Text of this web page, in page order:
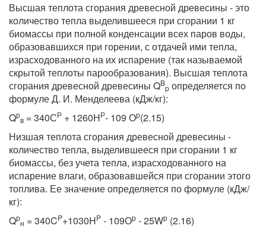
Высшая теплота сгорания древесной древесины - это
количество тепла выделившееся при сгорании 1 кг
биомассы при полной конденсации всех паров воды,
образовавшихся при горении, с отдачей ими тепла,
израсходованного на их испарение (так называемой
скрытой теплоты парообразования). Высшая теплота
сгорания древесной древесины QB
p определяется по
формуле Д. И. Менделеева (кДж/кг):
Qр
в = 340СР + 1260НР- 109 Ор(2.15)
Низшая теплота сгорания древесной древесины -
количество тепла, выделившееся при сгорании 1 кг
биомассы, без учета тепла, израсходованного на
испарение влаги, образовавшейся при сгорании этого
топлива. Ее значение определяется по формуле (кДж/
кг):
Qр
н = 340CP+1030HP - 109Ор - 25Wр (2.16)